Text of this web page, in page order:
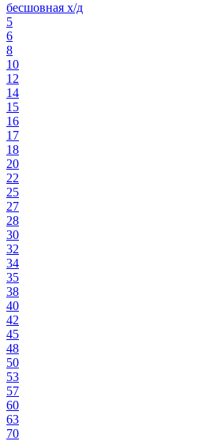
бесшовная х/д
5
6
8
10
12
14
15
16
17
18
20
22
25
27
28
30
32
34
35
38
40
42
45
48
50
53
57
60
63
70